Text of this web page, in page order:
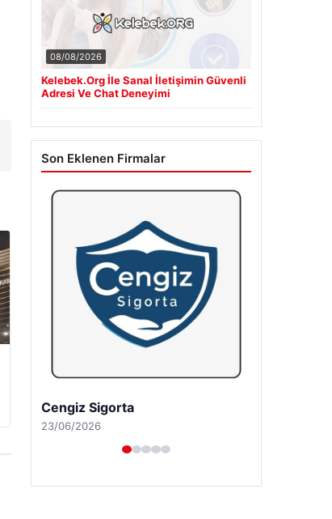
08/08/2026
Kelebek.Org İle Sanal İletişimin Güvenli
Adresi Ve Chat Deneyimi
Son Eklenen Firmalar
Hastaş Beton
26/05/2026